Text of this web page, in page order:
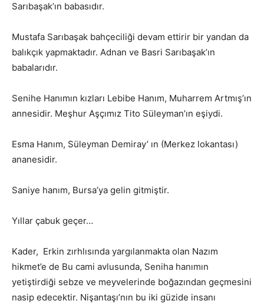
Sarıbaşak’ın babasıdır.
Mustafa Sarıbaşak bahçeciliği devam ettirir bir yandan da
balıkçık yapmaktadır. Adnan ve Basri Sarıbaşak’ın
babalarıdır.
Senihe Hanımın kızları Lebibe Hanım, Muharrem Artmış’ın
annesidir. Meşhur Aşçımız Tito Süleyman’ın eşiydi.
Esma Hanım, Süleyman Demiray’ ın (Merkez lokantası)
ananesidir.
Saniye hanım, Bursa’ya gelin gitmiştir.
Yıllar çabuk geçer…
Kader, Erkin zırhlısında yargılanmakta olan Nazım
hikmet’e de Bu cami avlusunda, Seniha hanımın
yetiştirdiği sebze ve meyvelerinde boğazından geçmesini
nasip edecektir. Nişantaşı’nın bu iki güzide insanı